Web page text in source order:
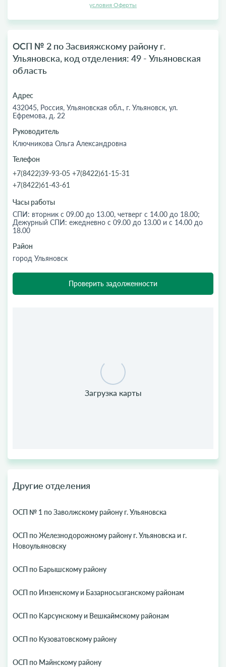
условия Оферты
ОСП № 2 по Засвияжскому району г.
Ульяновска, код отделения: 49 - Ульяновская
область
Адрес
432045, Россия, Ульяновская обл., г. Ульяновск, ул.
Ефремова, д. 22
Руководитель
Ключникова Ольга Александровна
Телефон
+7(8422)39-93-05 +7(8422)61-15-31
+7(8422)61-43-61
Часы работы
СПИ: вторник с 09.00 до 13.00, четверг с 14.00 до 18.00;
Дежурный СПИ: ежедневно c 09.00 до 13.00 и c 14.00 до
18.00
Район
город Ульяновск
Проверить задолженности
Другие отделения
ОСП № 1 по Заволжскому району г. Ульяновска
ОСП по Железнодорожному району г. Ульяновска и г.
Новоульяновску
ОСП по Барышскому району
ОСП по Инзенскому и Базарносызганскому районам
ОСП по Карсунскому и Вешкаймскому районам
ОСП по Кузоватовскому району
ОСП по Майнскому району